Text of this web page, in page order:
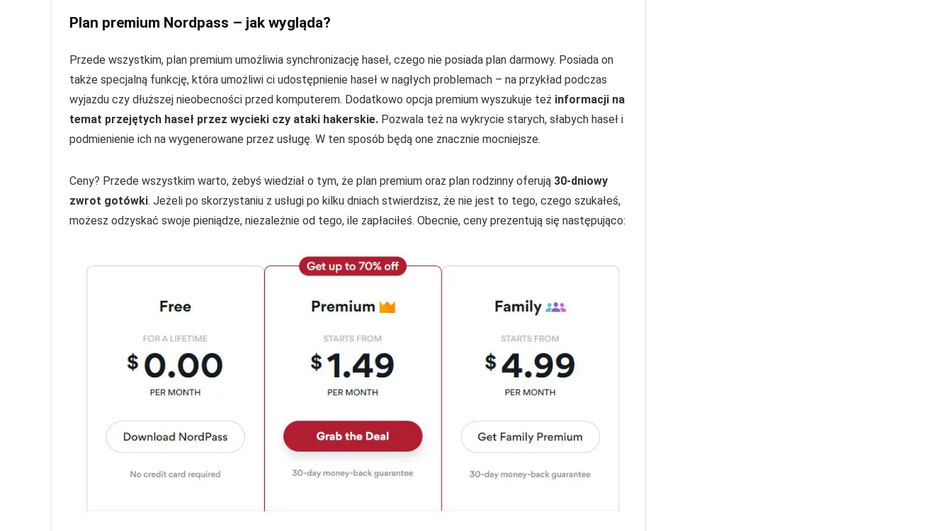
Plan premium Nordpass – jak wygląda?
Przede wszystkim, plan premium umożliwia synchronizację haseł, czego nie posiada plan darmowy. Posiada on
także specjalną funkcję, która umożliwi ci udostępnienie haseł w nagłych problemach – na przykład podczas
wyjazdu czy dłuższej nieobecności przed komputerem. Dodatkowo opcja premium wyszukuje też informacji na
temat przejętych haseł przez wycieki czy ataki hakerskie. Pozwala też na wykrycie starych, słabych haseł i
podmienienie ich na wygenerowane przez usługę. W ten sposób będą one znacznie mocniejsze.
Ceny? Przede wszystkim warto, żebyś wiedział o tym, że plan premium oraz plan rodzinny oferują 30-dniowy
zwrot gotówki. Jeżeli po skorzystaniu z usługi po kilku dniach stwierdzisz, że nie jest to tego, czego szukałeś,
możesz odzyskać swoje pieniądze, niezależnie od tego, ile zapłaciłeś. Obecnie, ceny prezentują się następująco: